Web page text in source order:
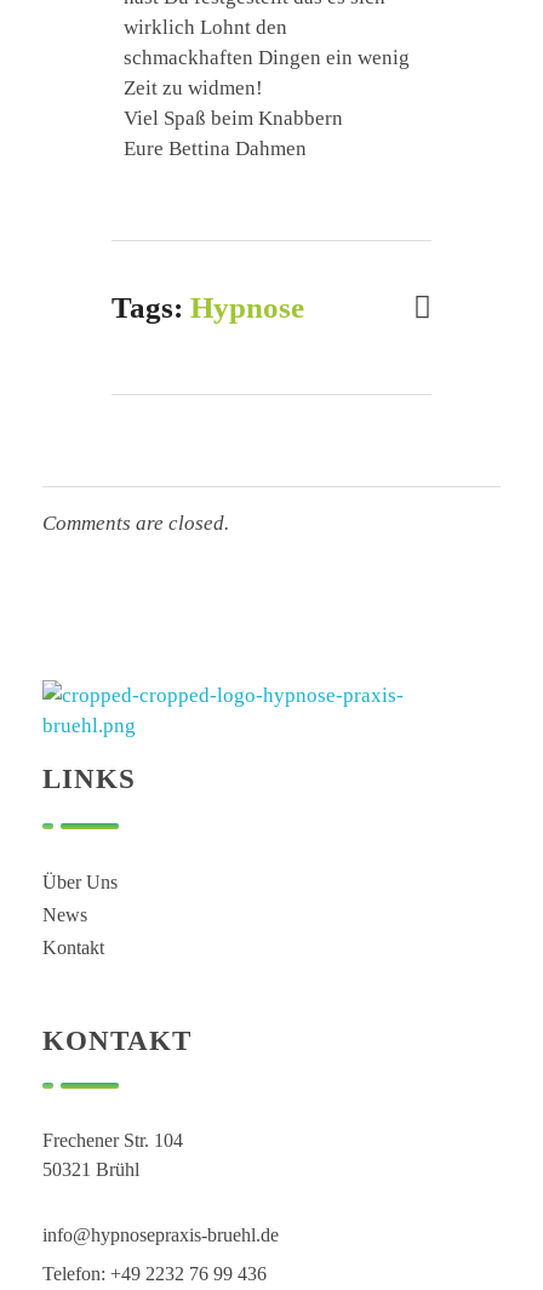
wirklich Lohnt den
schmackhaften Dingen ein wenig
Zeit zu widmen!
Viel Spaß beim Knabbern
Eure Bettina Dahmen
Tags: Hypnose
Comments are closed.
LINKS
Über Uns
News
Kontakt
KONTAKT
Frechener Str. 104
50321 Brühl
info@hypnosepraxis-bruehl.de
Telefon: +49 2232 76 99 436